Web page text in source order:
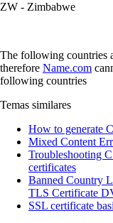
ZW - Zimbabwe
The following countries
therefore Name.com
following countries
Temas similares
How to generate
Mixed Content
Troubleshooting
certificates
Banned Country
TLS Certificate
SSL certificate